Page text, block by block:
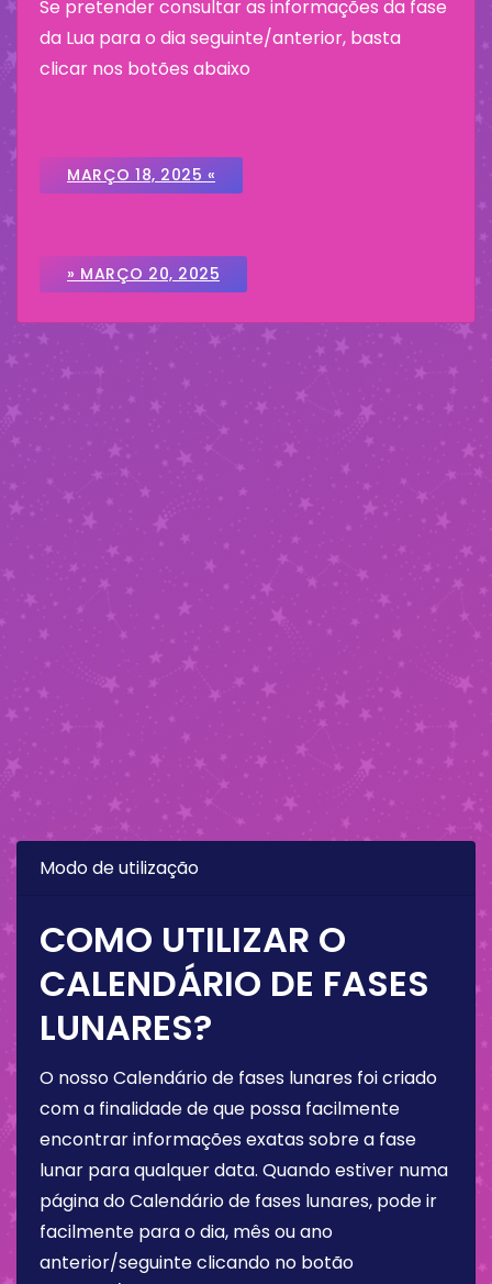
Se pretender consultar as informações da fase
da Lua para o dia seguinte/anterior, basta
clicar nos botões abaixo
MARÇO 18, 2025 «
» MARÇO 20, 2025
Modo de utilização
COMO UTILIZAR O
CALENDÁRIO DE FASES
LUNARES?
O nosso Calendário de fases lunares foi criado
com a finalidade de que possa facilmente
encontrar informações exatas sobre a fase
lunar para qualquer data. Quando estiver numa
página do Calendário de fases lunares, pode ir
facilmente para o dia, mês ou ano
anterior/seguinte clicando no botão